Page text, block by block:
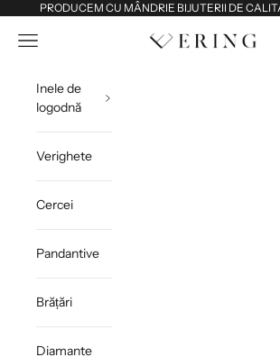
Sari la conținutPRODUCEM CU MÂNDRIE BIJUTERII DE
Ering
Deschide meniul de navigare
Inele de
logodnă
Verighete
Cercei
Pandantive
Brățări
Diamante